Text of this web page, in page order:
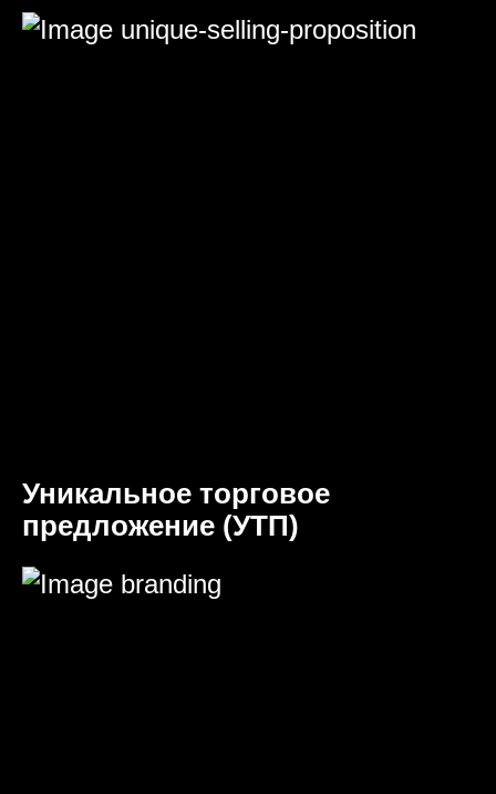
Уникальное торговое
предложение (УТП)